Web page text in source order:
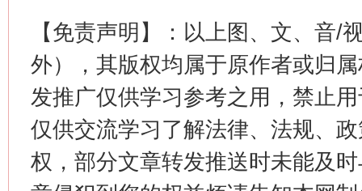
【免责声明】：以上图、文、音/
外），其版权均属于原作者或归
发推广仅供学习参考之用，禁止
仅供交流学习了解法律、法规、
权，部分文章转发推送时未能及
这是一记警钟！ 谢